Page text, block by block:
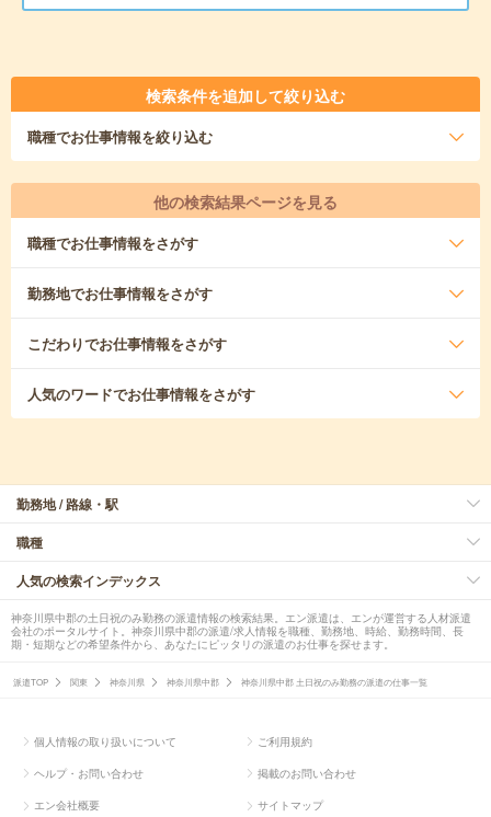
検索条件を追加して絞り込む
職種でお仕事情報を絞り込む
他の検索結果ページを見る
職種でお仕事情報をさがす
勤務地でお仕事情報をさがす
こだわりでお仕事情報をさがす
人気のワードでお仕事情報をさがす
勤務地 / 路線・駅
職種
人気の検索インデックス
神奈川県中郡の土日祝のみ勤務の派遣情報の検索結果。エン派遣は、エンが運営する人材派遣
会社のポータルサイト。神奈川県中郡の派遣/求人情報を職種、勤務地、時給、勤務時間、長
期・短期などの希望条件から、あなたにピッタリの派遣のお仕事を探せます。
派遣TOP 関東 神奈川県 神奈川県中郡 神奈川県中郡 土日祝のみ勤務の派遣の仕事一覧
個人情報の取り扱いについて ご利用規約
ヘルプ・お問い合わせ 掲載のお問い合わせ
エン会社概要 サイトマップ